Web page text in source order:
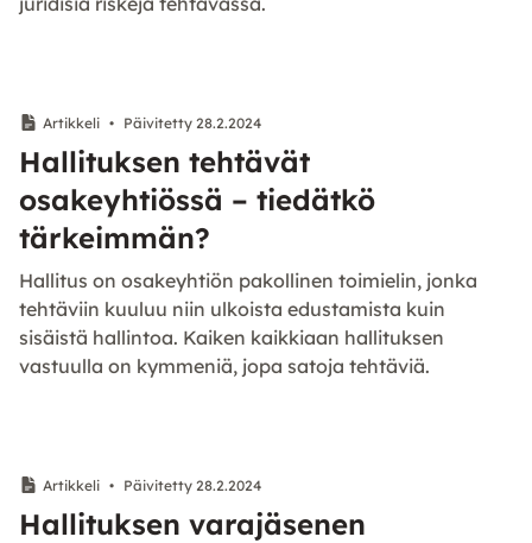
Artikkeli • Päivitetty 28.2.2024
Hallituksen tehtävät
osakeyhtiössä – tiedätkö
tärkeimmän?
Hallitus on osakeyhtiön pakollinen toimielin, jonka
tehtäviin kuuluu niin ulkoista edustamista kuin
sisäistä hallintoa. Kaiken kaikkiaan hallituksen
vastuulla on kymmeniä, jopa satoja tehtäviä.
Artikkeli • Päivitetty 28.2.2024
Hallituksen varajäsenen